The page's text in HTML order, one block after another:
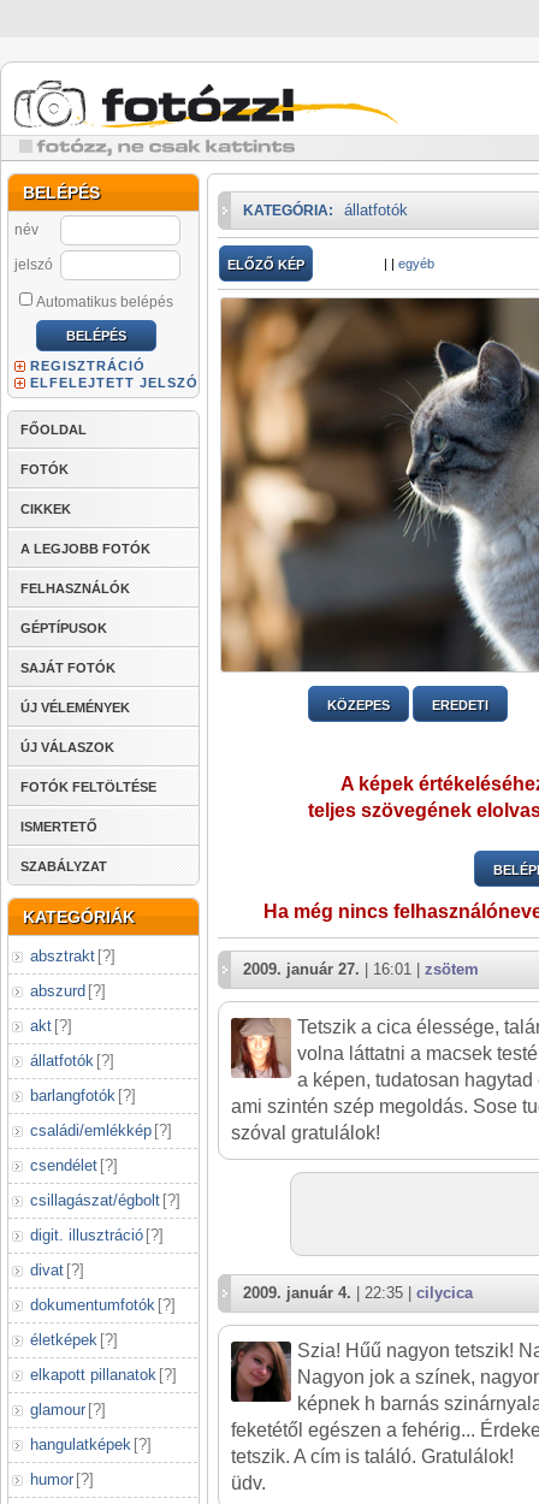
BELÉPÉS
név
jelszó
Automatikus belépés
REGISZTRÁCIÓ
ELFELEJTETT JELSZÓ
FŐOLDAL
FOTÓK
CIKKEK
A LEGJOBB FOTÓK
FELHASZNÁLÓK
GÉPTÍPUSOK
SAJÁT FOTÓK
ÚJ VÉLEMÉNYEK
ÚJ VÁLASZOK
FOTÓK FELTÖLTÉSE
ISMERTETŐ
SZABÁLYZAT
KATEGÓRIÁK
absztrakt [?]
abszurd [?]
akt [?]
állatfotók [?]
barlangfotók [?]
családi/emlékkép [?]
csendélet [?]
csillagászat/égbolt [?]
digit. illusztráció [?]
divat [?]
dokumentumfotók [?]
életképek [?]
elkapott pillanatok [?]
glamour [?]
hangulatképek [?]
humor [?]
KATEGÓRIA: állatfotók
ELŐZŐ KÉP | | egyéb
KÖZEPES EREDETI
A képek
teljes szövegének
Ha még nincs
2009. január 27. | 16:01 | zsötem
Tetszik a cica élessége,
volna láttatni a macsek
a képen, tudatosan
ami szintén szép megoldás. Sose
szóval gratulálok!
2009. január 4. | 22:35 | cilycica
Szia! Hűű nagyon tetszik!
Nagyon jok a színek,
képnek h barnás
feketétől egészen a fehérig...
tetszik. A cím is találó. Gratulálok!
üdv.